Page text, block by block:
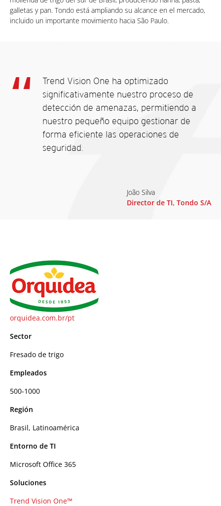
galletas y pan. Tondo está ampliando su alcance en el mercado,
incluido un importante movimiento hacia São Paulo.
Trend Vision One ha optimizado
significativamente nuestro proceso de
detección de amenazas, permitiendo a
nuestro pequeño equipo gestionar de
forma eficiente las operaciones de
seguridad.
João Silva
Director de TI, Tondo S/A
orquidea.com.br/pt
Sector
Fresado de trigo
Empleados
500-1000
Región
Brasil, Latinoamérica
Entorno de TI
Microsoft Office 365
Soluciones
Trend Vision One™